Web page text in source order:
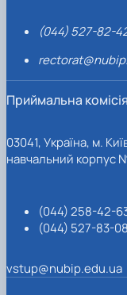
(044) 527-82-
Приймальна комісія
03041, Україна, м.
навчальний корпус
(044) 258-42-
(044) 527-83-08
vstup@nubip.edu.ua